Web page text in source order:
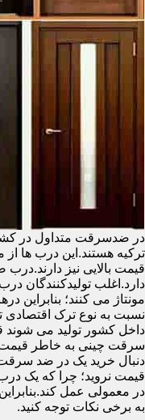
در ضدسرقت متداول در
ترکیه هستند.این درب ها از
قیمت بالایی نیز
دارد.اغلب تولیدکنندگان
مونتاژ می کنند؛ بنابراین
نسبت به نوع ترک اقتصادی
داخل کشور تولید می
سرقت چینی به خاطر قیمت
دنبال خرید یک در ضد سرقت
قیمت نروید؛ چرا که یک
در معمولی عمل
به برخی نکات توجه کنید.